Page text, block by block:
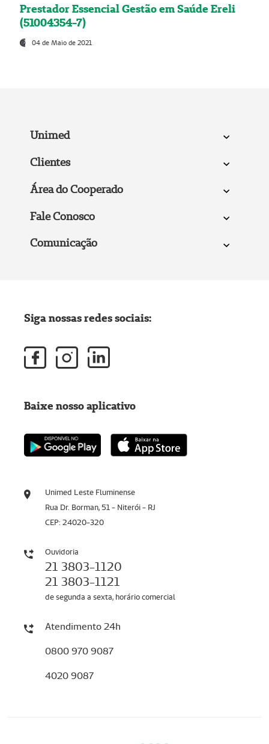
Prestador Essencial Gestão em Saúde Ereli
(51004354-7)
04 de Maio de 2021
Unimed
Clientes
Área do Cooperado
Fale Conosco
Comunicação
Unimed Leste Fluminense
Rua Dr. Borman, 51 - Niterói - RJ
CEP: 24020-320
Ouvidoria
21 3803-1120
21 3803-1121
de segunda a sexta, horário comercial
Atendimento 24h
0800 970 9087
4020 9087
Siga nossas redes sociais:
Baixe nosso aplicativo